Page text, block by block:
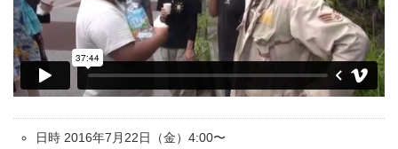
日時 2016年7月22日（金）4:00〜